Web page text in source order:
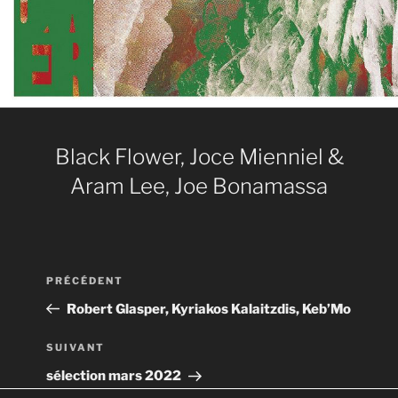
Black Flower, Joce Mienniel &
Aram Lee, Joe Bonamassa
Navigation
l’article
Article
précédent
PRÉCÉDENT
Robert Glasper, Kyriakos Kalaitzdis, Keb’Mo
Article
suivant
SUIVANT
sélection mars 2022